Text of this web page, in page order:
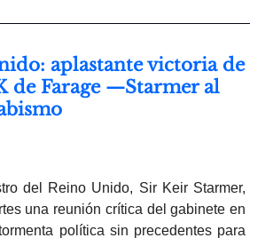
aplastante victoria de
de Farage —Starmer al
del Reino Unido, Sir Keir Starmer,
una reunión crítica del gabinete en
política sin precedentes para